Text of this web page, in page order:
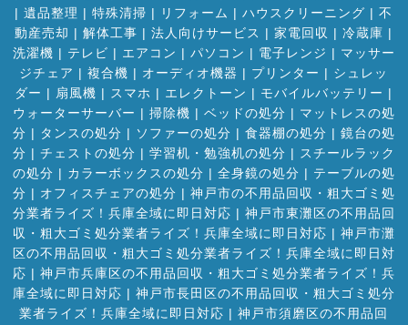
| 遺品整理 | 特殊清掃 | リフォーム | ハウスクリーニング | 不
動産売却 | 解体工事 | 法人向けサービス | 家電回収 | 冷蔵庫 |
洗濯機 | テレビ | エアコン | パソコン | 電子レンジ | マッサー
ジチェア | 複合機 | オーディオ機器 | プリンター | シュレッ
ダー | 扇風機 | スマホ | エレクトーン | モバイルバッテリー |
ウォーターサーバー | 掃除機 | ベッドの処分 | マットレスの処
分 | タンスの処分 | ソファーの処分 | 食器棚の処分 | 鏡台の処
分 | チェストの処分 | 学習机・勉強机の処分 | スチールラック
の処分 | カラーボックスの処分 | 全身鏡の処分 | テーブルの処
分 | オフィスチェアの処分 | 神戸市の不用品回収・粗大ゴミ処
分業者ライズ！兵庫全域に即日対応 | 神戸市東灘区の不用品回
収・粗大ゴミ処分業者ライズ！兵庫全域に即日対応 | 神戸市灘
区の不用品回収・粗大ゴミ処分業者ライズ！兵庫全域に即日対
応 | 神戸市兵庫区の不用品回収・粗大ゴミ処分業者ライズ！兵
庫全域に即日対応 | 神戸市長田区の不用品回収・粗大ゴミ処分
業者ライズ！兵庫全域に即日対応 | 神戸市須磨区の不用品回